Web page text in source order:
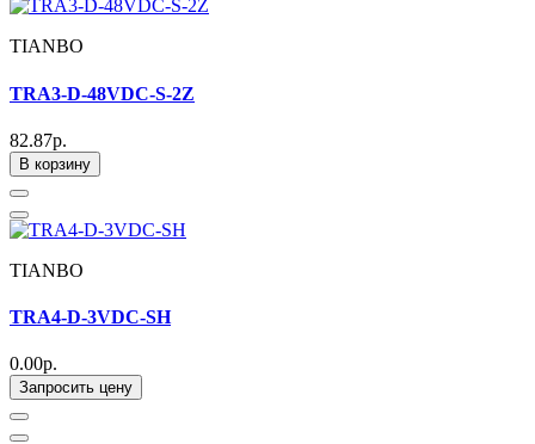
TIANBO
TRA3-D-48VDC-S-2Z
82.87р.
В корзину
TIANBO
TRA4-D-3VDC-SH
0.00р.
Запросить цену